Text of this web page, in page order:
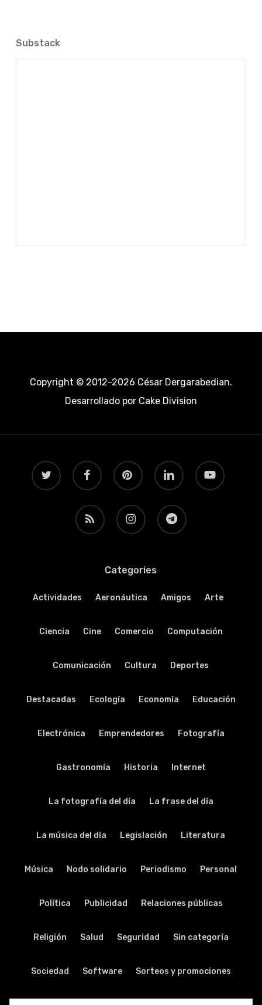
Substack
Copyright © 2012-2026 César Dergarabedian.
Desarrollado porCake Division
twitter facebook pinterest linkedin youtube
RSS instagram telegram
Categories
Actividades Aeronáutica Amigos Arte
Ciencia Cine Comercio Computación
Comunicación Cultura Deportes
Destacadas Ecología Economía Educación
Electrónica Emprendedores Fotografía
Gastronomía Historia Internet
La fotografía del día La frase del día
La música del día Legislación Literatura
Música Nodo solidario Periodismo Personal
Política Publicidad Relaciones públicas
Religión Salud Seguridad Sin categoría
Sociedad Software Sorteos y promociones